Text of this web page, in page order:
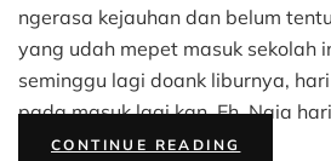
ngerasa kejauhan dan belum
yang udah mepet masuk sekolah
seminggu lagi doank liburnya,
pada masuk lagi kan. Eh, Naia
CONTINUE READINGDI